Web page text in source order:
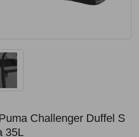
Challenger Duffel S
35L